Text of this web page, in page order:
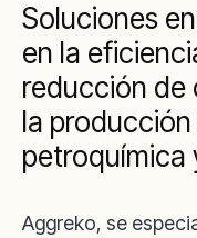
Soluciones
en la
reducción de
la
petroquímica
Aggreko, se